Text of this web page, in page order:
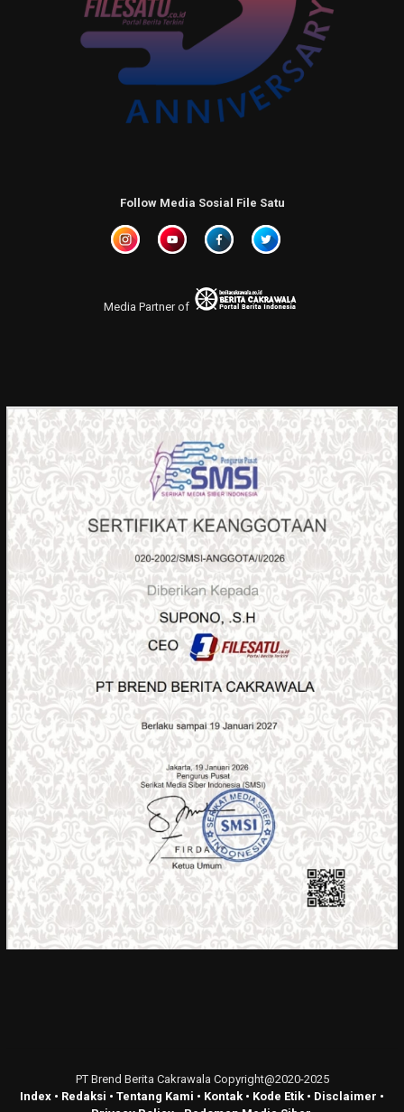
Follow Media Sosial File Satu
Media Partner of
PT Brend Berita Cakrawala Copyright@2020-2025
Index • Redaksi • Tentang Kami • Kontak • Kode Etik • Disclaimer •